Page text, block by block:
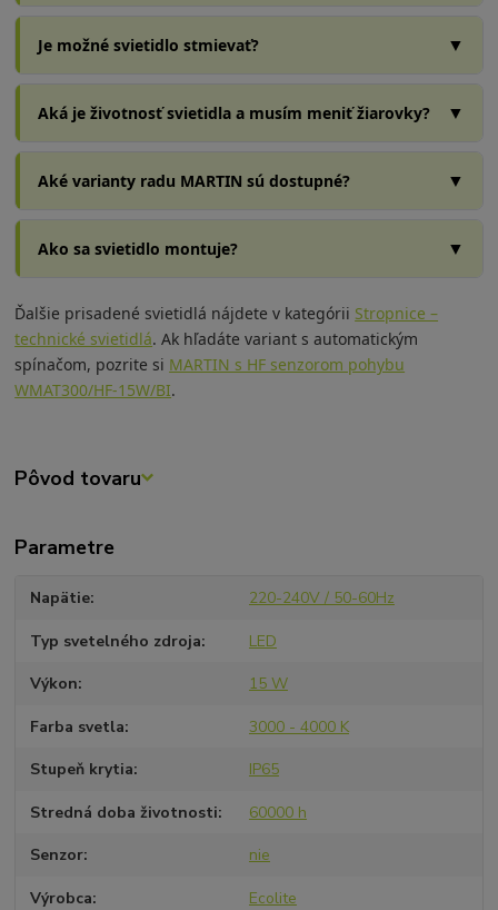
Je možné svietidlo stmievať? ▼
Aká je životnosť svietidla a musím meniť žiarovky? ▼
Aké varianty radu MARTIN sú dostupné? ▼
Ako sa svietidlo montuje? ▼
Ďalšie prisadené svietidlá nájdete v kategórii Stropnice –
technické svietidlá. Ak hľadáte variant s automatickým
spínačom, pozrite si MARTIN s HF senzorom pohybu
WMAT300/HF-15W/BI.
Pôvod tovaru
Parametre
Napätie 220-240V / 50-60Hz
Typ svetelného zdroja LED
Výkon 15 W
Farba svetla 3000 - 4000 K
Stupeň krytia IP65
Stredná doba životnosti 60000 h
Senzor nie
Výrobca Ecolite